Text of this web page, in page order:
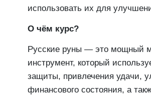
использовать их для
О чём курс?
Русские руны — это мощный
инструмент, который
защиты, привлечения удачи,
финансового состояния, а